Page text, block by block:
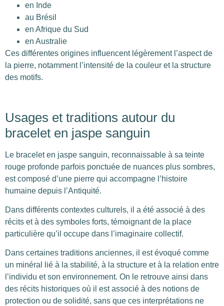
en Inde
au Brésil
en Afrique du Sud
en Australie
Ces différentes origines influencent légèrement l’aspect de
la pierre, notamment l’intensité de la couleur et la structure
des motifs.
Usages et traditions autour du
bracelet en jaspe sanguin
Le bracelet en jaspe sanguin, reconnaissable à sa teinte
rouge profonde parfois ponctuée de nuances plus sombres,
est composé d’une pierre qui accompagne l’histoire
humaine depuis l’Antiquité.
Dans différents contextes culturels, il a été associé à des
récits et à des symboles forts, témoignant de la place
particulière qu’il occupe dans l’imaginaire collectif.
Dans certaines traditions anciennes, il est évoqué comme
un minéral lié à la stabilité, à la structure et à la relation entre
l’individu et son environnement. On le retrouve ainsi dans
des récits historiques où il est associé à des notions de
protection ou de solidité, sans que ces interprétations ne